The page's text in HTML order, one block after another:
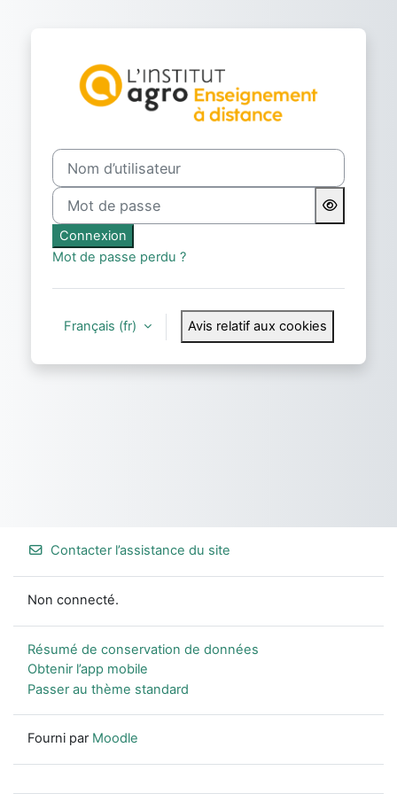
Connexion à
Nom d’utilisateur
Mot de passe
Connexion
Mot de passe perdu ?
Français ‎(fr)‎ Avis relatif aux cookies
Contacter l’assistance du site
Non connecté.
Résumé de conservation de données
Obtenir l’app mobile
Passer au thème standard
Fourni par Moodle